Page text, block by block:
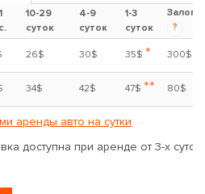
10-29
суток
4-9
суток
1-3
суток
Залог
?
26$ 30$ 35$ * 300$
34$ 42$ 47$ ** 80$
аренды авто на сутки
доступна при аренде от 3-х суток